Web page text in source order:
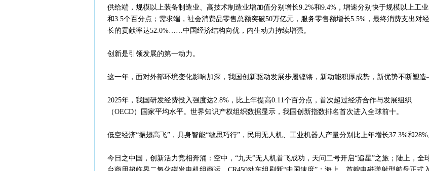
供给端，规模以上装备制造业、高技术制造业增加值分别增长9.2%和9.4%，增速分别快于规模以上工
和3.5个百分点；需求端，社会消费品零售总额突破50万亿元，服务零售额增长5.5%，最终消费支出对
长的贡献率达52.0%……中国经济结构向优，内生动力持续增强。
创新是引领发展的第一动力。
这一年，面对外部环境变化影响加深，我国创新驱动发展步履铿锵，新动能积厚成势，新优势不断塑
2025年，我国研发经费投入强度达2.8%，比上年提高0.11个百分点，首次超过经济合作与发展组织
（OECD）国家平均水平。世界知识产权组织数据显示，我国创新指数排名首次进入全球前十。
低空经济“振翅高飞”，具身智能“敏思巧行”，民用无人机、工业机器人产量分别比上年增长37.3%和28%
今日之中国，创新活力竞相奔涌：空中，“九天”无人机首飞成功，天问二号开启“追星”之旅；陆上，全